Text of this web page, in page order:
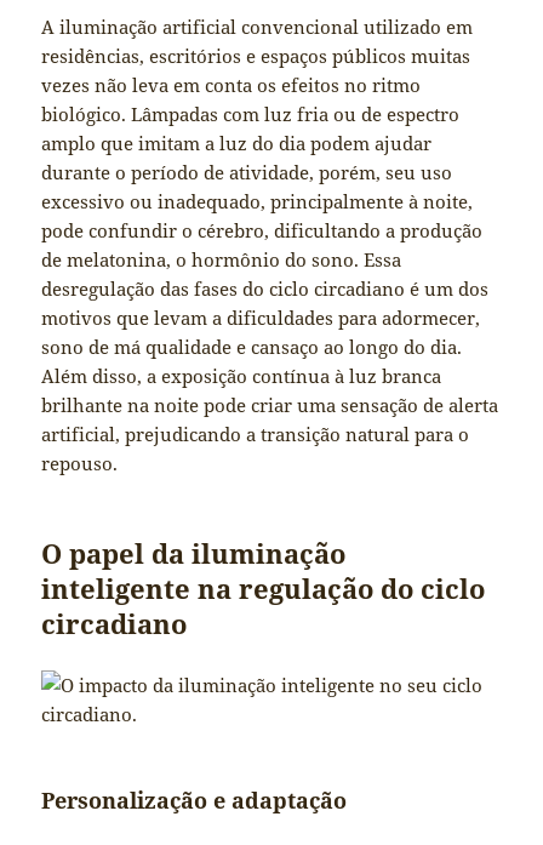
A iluminação artificial convencional utilizado em
residências, escritórios e espaços públicos muitas
vezes não leva em conta os efeitos no ritmo
biológico. Lâmpadas com luz fria ou de espectro
amplo que imitam a luz do dia podem ajudar
durante o período de atividade, porém, seu uso
excessivo ou inadequado, principalmente à noite,
pode confundir o cérebro, dificultando a produção
de melatonina, o hormônio do sono. Essa
desregulação das fases do ciclo circadiano é um dos
motivos que levam a dificuldades para adormecer,
sono de má qualidade e cansaço ao longo do dia.
Além disso, a exposição contínua à luz branca
brilhante na noite pode criar uma sensação de alerta
artificial, prejudicando a transição natural para o
repouso.
O papel da iluminação
inteligente na regulação do ciclo
circadiano
Personalização e adaptação